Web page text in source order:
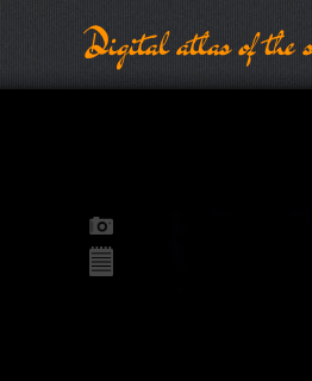
Digital atlas of the